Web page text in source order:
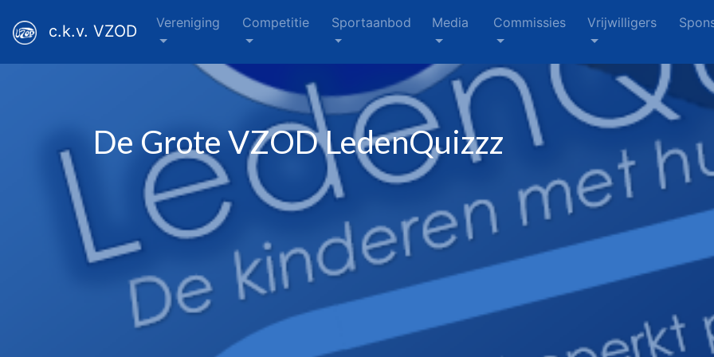
c.k.v. VZOD Vereniging Competitie Sportaanbod Media Commissies Vrijwilligers
De Grote VZOD LedenQuizzz